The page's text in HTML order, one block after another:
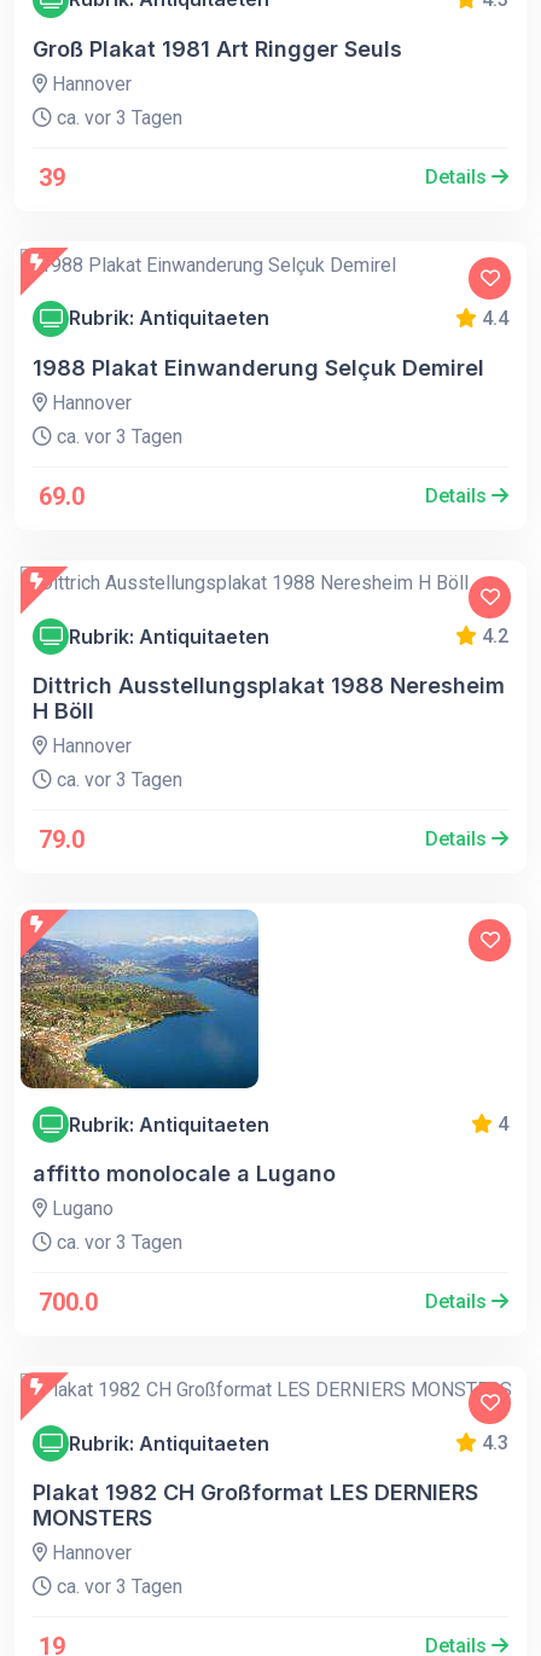
Groß Plakat 1981 Art Ringger Seuls
Hannover
ca. vor 3 Tagen
39 Details
Rubrik: Antiquitaeten 4.4
1988 Plakat Einwanderung Selçuk Demirel
Hannover
ca. vor 3 Tagen
69.0 Details
Rubrik: Antiquitaeten 4.2
Dittrich Ausstellungsplakat 1988 Neresheim
H Böll
Hannover
ca. vor 3 Tagen
79.0 Details
Rubrik: Antiquitaeten 4
affitto monolocale a Lugano
Lugano
ca. vor 3 Tagen
700.0 Details
Rubrik: Antiquitaeten 4.3
Plakat 1982 CH Großformat LES DERNIERS
MONSTERS
Hannover
ca. vor 3 Tagen
19 Details